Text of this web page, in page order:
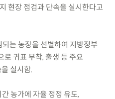
현장 점검과 단속을 실시한다고
는 농장을 선별하여 지방정부
로 귀표 부착, 출생 등 주요
실시함.
농가에 자율 정정 유도,